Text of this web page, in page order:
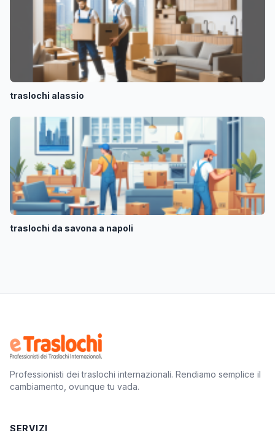
traslochi alassio
traslochi da savona a napoli
Professionisti dei traslochi internazionali. Rendiamo semplice il
cambiamento, ovunque tu vada.
SERVIZI